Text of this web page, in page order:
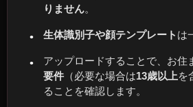
りません。
生体識別子や顔テンプレート は
アップロードすることで、お住
要件 （必要な場合は13歳以上を
ることを確認します。